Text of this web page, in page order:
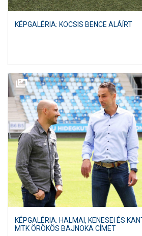
KÉPGALÉRIA: KOCSIS BENCE ALÁÍRT
KÉPGALÉRIA: HALMAI, KENESEI ÉS
MTK ÖRÖKÖS BAJNOKA CÍMET